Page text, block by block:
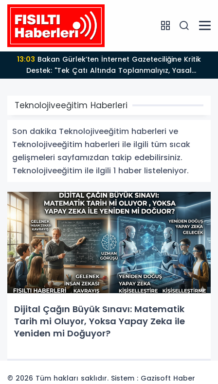
13:03
Destek: "Tek Çatı Altında Toplanmalıyız, Yasal
Düzenlemeye Hazırız"
Teknolojiveeğitim Haberleri
Son dakika Teknolojiveeğitim haberleri ve
Teknolojiveeğitim haberleri ile ilgili tüm sıcak
gelişmeleri sayfamızdan takip edebilirsiniz.
Teknolojiveeğitim ile ilgili 1 haber listeleniyor.
Dijital Çağın Büyük Sınavı: Matematik
Tarih mi Oluyor, Yoksa Yapay Zeka ile
Yeniden mi Doğuyor?
© 2026 Tüm hakları saklıdır. Sistem : Gazisoft Haber